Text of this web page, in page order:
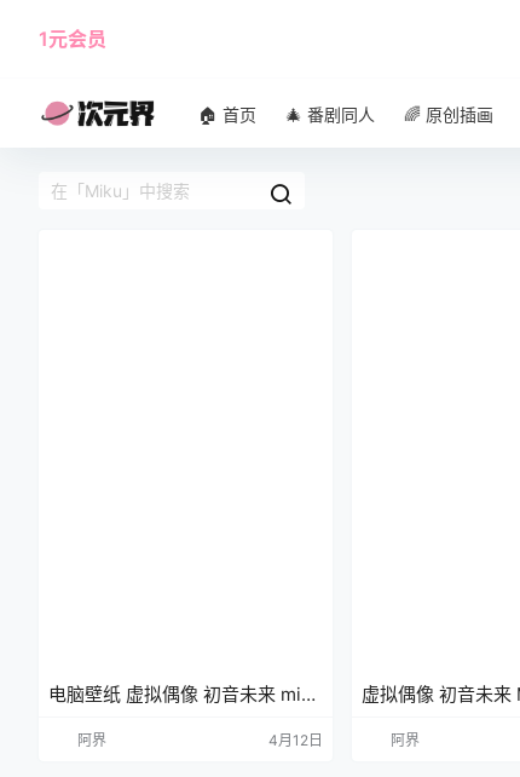
1元会员
🏠 首页 🎄 番剧同人 🌈 原创插画
电脑壁纸 虚拟偶像 初音未来 miku
阿界 4月12日
虚拟偶像 初音未来
阿界